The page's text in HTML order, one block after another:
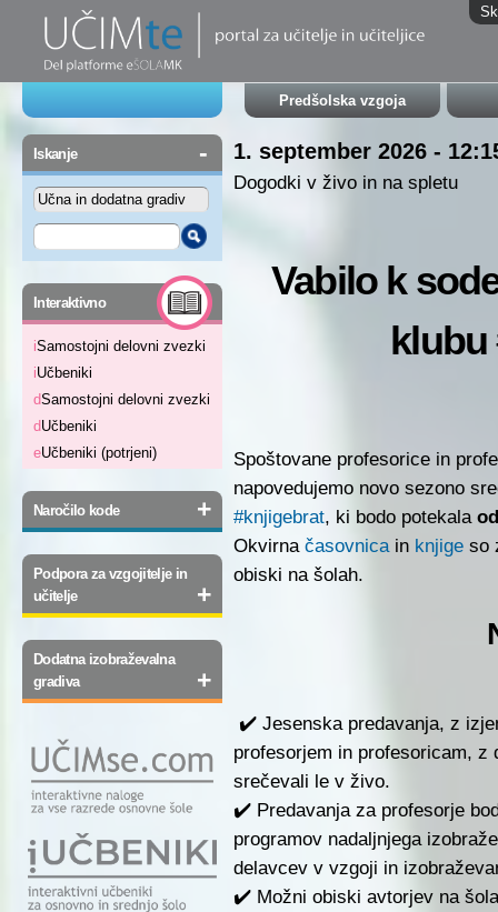
Predšolska vzgoja
Iskanje -
Interaktivno -
iSamostojni delovni zvezki
iUčbeniki
dSamostojni delovni zvezki
dUčbeniki
eUčbeniki (potrjeni)
Naročilo kode +
Podpora za vzgojitelje in
učitelje
+
Dodatna izobraževalna
gradiva
+
1. september 2026 -
Dogodki v živo in na spletu
Vabilo k
klubu
Spoštovane profesorice in
napovedujemo novo sezono
#knjigebrat, ki bodo potekala
Okvirna časovnica in knjige so
obiski na šolah.
✔️ Jesenska predavanja, z
profesorjem in profesoricam, z
srečevali le v živo.
✔️ Predavanja za profesorje
programov nadaljnjega
delavcev v vzgoji in
✔️ Možni obiski avtorjev na